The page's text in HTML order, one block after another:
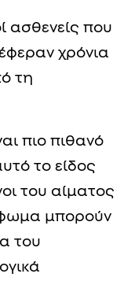
ασθενείς που
χρόνια
τη
πιο πιθανό
το είδος
του αίματος
μπορούν
του